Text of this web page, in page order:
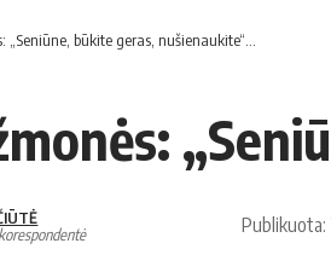
„Seniūne, būkite geras, nušienaukite“…